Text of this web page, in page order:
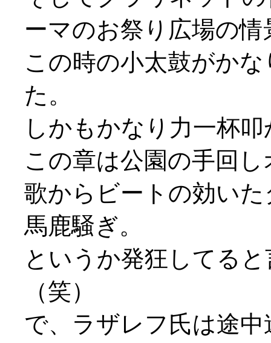
ーマのお祭り広場の情
この時の小太鼓がか
た。
しかもかなり力一杯
この章は公園の手回
歌からビートの効い
馬鹿騒ぎ。
というか発狂してる
（笑）
で、ラザレフ氏は途